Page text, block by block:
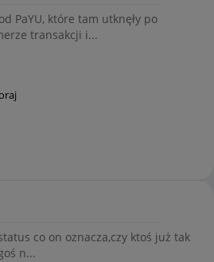
PaYU, które tam utknęły po
transakcji i...
co on oznacza,czy ktoś już tak
n...